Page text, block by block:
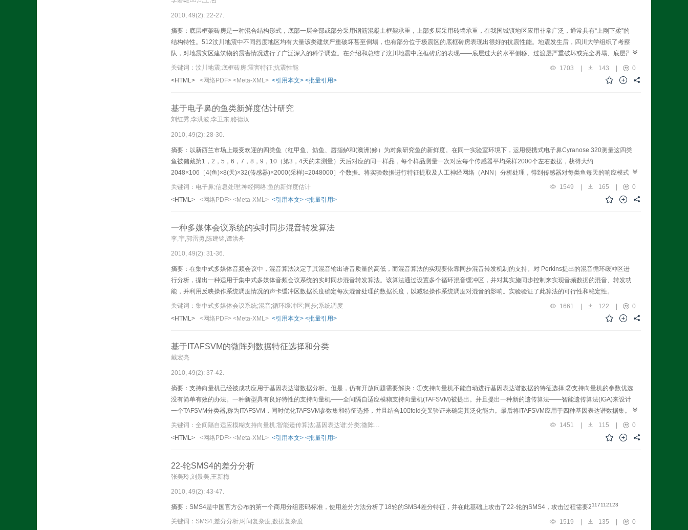
2010, 49(2): 22-27.
摘要： 底层框架砖房是一种混合结构形式，底部一层全部或部分采用钢筋混凝土框架承重，上部多层采用砖墙承重，在我国城镇地区应用非常广泛，通常具有“上刚下柔”的
结构特性。512汶川地震中不同烈度地区均有大量该类建筑严重破坏甚至倒塌，也有部分位于极震区的底框砖房表现出很好的抗震性能。地震发生后，四川大学组织了考察
队，对地震灾区建筑物的震害情况进行了广泛深入的科学调查。在介绍和总结了汶川地震中底框砖房的表现——底层过大的水平侧移、过渡层严重破坏或完全坍塌、底层严
重破坏或房屋完全倒塌、上部砌体整体发生侧移、以及设计和施工质量良好的底层抗震墙砖房“大震不倒”的基础上，得出以下结论和建议：在抗震设防地区应禁止使用部分
底框砖房，地震中过渡层的实际受力情况与设计所采用的受力状态有明显的区别，规范应考虑砌体和钢筋混凝土材料的不同力学性质来制定上下层刚度比要求，明确对过渡
关键词：汶川地震;底框砖房;震害特征;抗震性能 1703 | 143 |
0
<HTML>
<网络PDF> <Meta-XML> <引用本文> <批量引用>
基于电子鼻的鱼类新鲜度估计研究
刘红秀,李洪波,李卫东,骆德汉
2010, 49(2): 28-30.
摘要：以新西兰市场上最受欢迎的四类鱼（红甲鱼、鲂鱼、唇指鲈和(澳洲)鲹）为对象研究鱼的新鲜度。在同一实验室环境下，运用便携式电子鼻Cyranose 320测量这四类
鱼被储藏第1，2，5，6，7，8，9，10（第3，4天的未测量）天后对应的同一样品，每个样品测量一次对应每个传感器平均采样2000个左右数据，获得大约
2048×106［4(鱼)×8(天)×32(传感器)×2000(采样)=2048000］个数据。将实验数据进行特征提取及人工神经网络（ANN）分析处理，得到传感器对每类鱼每天的响应模式，
进而估计鱼的新鲜度，获得了91%以上的正确识别率。研究结果表明该方法是实用可行的。
关键词：电子鼻;信息处理;神经网络;鱼的新鲜度估计 1549 165
0
<HTML>
<网络PDF> <Meta-XML> <引用本文> <批量引用>
一种多媒体会议系统的实时同步混音转发算法
李,宇,郭雷勇,陈建铭,谭洪舟
2010, 49(2): 31-36.
摘要：在集中式多媒体音频会议中，混音算法决定了其混音输出语音质量的高低，而混音算法的实现要依靠同步混音转发机制的支持。对 Perkins提出的混音循环缓冲区进
行分析，提出一种适用于集中式多媒体音频会议系统的实时同步混音转发算法。该算法通过设置多个循环混音缓冲区，并对其实施同步控制来实现音频数据的混音、转发功
能，并利用反映操作系统调度情况的声卡缓冲区数据长度确定每次混音处理的数据长度，以减轻操作系统调度对混音的影响。实验验证了此算法的可行性和稳定性。
关键词：集中式多媒体会议系统;混音;循环缓冲区;同步;系统调度
1661 | 122 |
0
<HTML>
<网络PDF> <Meta-XML> <引用本文> <批量引用>
基于ITAFSVM的微阵列数据特征选择和分类
戴宏亮
2010, 49(2): 37-42.
摘要：支持向量机已经被成功应用于基因表达谱数据分析。但是，仍有开放问题需要解决：①支持向量机不能自动进行基因表达谱数据的特征选择;②支持向量机的参数优选
没有简单有效的办法。一种新型具有良好特性的支持向量机——全间隔自适应模糊支持向量机(TAFSVM)被提出。并且提出一种新的遗传算法——智能遗传算法(IGA)来设计
一个TAFSVM分类器,称为ITAFSVM，同时优化TAFSVM参数集和特征选择，并且结合10fold交叉验证来确定其泛化能力。最后将ITAFSVM应用于四种基因表达谱数据集。
通过与进化支持向量机（ESVM）方法、粗糙集与径向基神经网络组合（RBFRBFNN）方法进行了比较，实验结果表明运用ITAFSVM不仅可以自动进行基因表达谱数据特
征选择，而且分类精度和稳定性都较高，速度更快。
关键词：全间隔自适应模糊支持向量机;智能遗传算法;基因表达谱;分类;微阵列 1451 115
0
<HTML>
<网络PDF> <Meta-XML> <引用本文> <批量引用>
22-轮SMS4的差分分析
张美玲,刘景美,王新梅
2010, 49(2): 43-47.
摘要：SMS4是中国官方公布的第一个商用分组密码标准，使用差分方法分析了18轮的SMS4差分特征，并在此基础上攻击了22-轮的SMS4，攻击过程需要2117112123
关键词：SMS4;差分分析;时间复杂度;数据复杂度 1519 135
0